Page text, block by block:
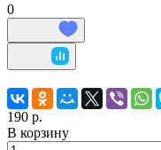
0
190 р.
В корзину